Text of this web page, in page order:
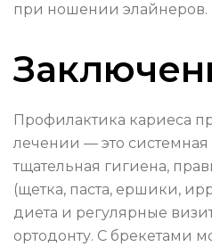
при ношении элайнеров.
Профилактика кариеса
лечении — это системная
тщательная гигиена,
(щетка, паста, ершики,
диета и регулярные
ортодонту. С брекетами